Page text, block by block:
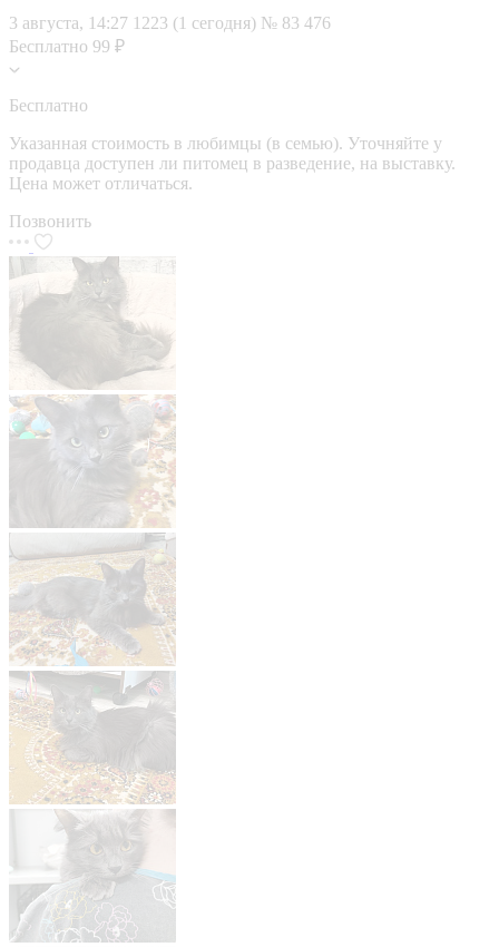
3 августа, 14:27 1223 (1 сегодня) № 83 476
Бесплатно 99 ₽
Бесплатно
Указанная стоимость в любимцы (в семью). Уточняйте у
продавца доступен ли питомец в разведение, на выставку.
Цена может отличаться.
Позвонить